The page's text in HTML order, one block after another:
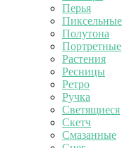
Перья
Пиксельные
Полутона
Портретные
Растения
Ресницы
Ретро
Ручка
Светящиеся
Скетч
Смазанные